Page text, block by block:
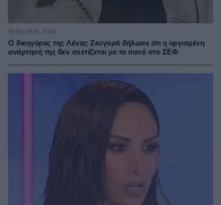
Ο δικηγόρος της Λένας Ζευγαρά δήλωσε ότι η οργισμένη
ανάρτησή της δεν σχετίζεται με το πανό στο ΣΕΦ
10.06.2025, 11:54